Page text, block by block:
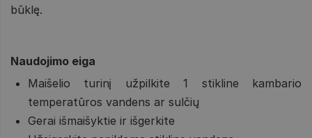
būklę.
Naudojimo eiga
Maišelio turinį užpilkite 1 stikline kambario
temperatūros vandens ar sulčių
Gerai išmaišyktie ir išgerkite